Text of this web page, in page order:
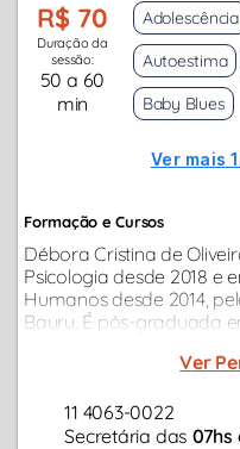
R$ 70
Duração da
sessão:
50 a 60
min
Adolescência
Autoestima
Baby Blues
Ver mais
Formação e Cursos
Débora Cristina de
Psicologia desde 2018 e
Humanos desde 2014,
Bauru. É pós-graduada
psicológicas e saúde
Ver
11 4063-0022
Secretária das 07hs